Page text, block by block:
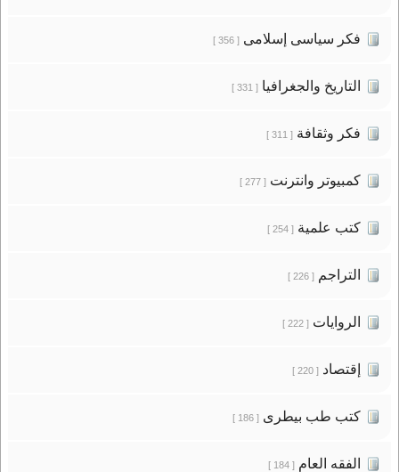
فكر سياسى إسلامى[ 356 ]
التاريخ والجغرافيا[ 331 ]
فكر وثقافة[ 311 ]
كمبيوتر وانترنت[ 277 ]
كتب علمية[ 254 ]
التراجم[ 226 ]
الروايات[ 222 ]
إقتصاد[ 220 ]
كتب طب بيطرى[ 186 ]
الفقه العام[ 184 ]